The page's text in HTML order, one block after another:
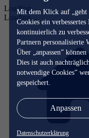
Mit dem Klick auf „geht
Cookies ein
kontinuierlich zu
Partnern personalisierte
Über „anpassen”
Dies ist auch
notwendige Cookies”
gespeichert.
Anpassen
Datenschutzerklärung
Loading...
Loading...